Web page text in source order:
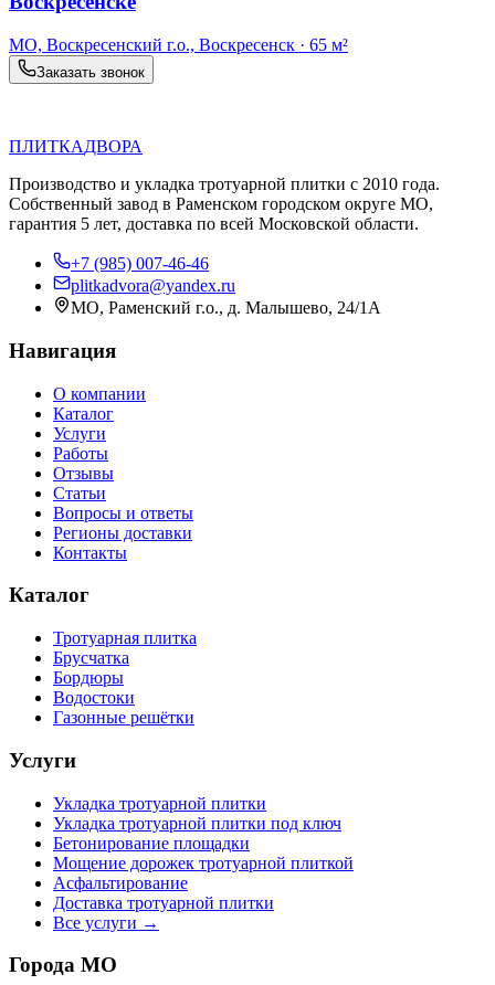
МО, Воскресенский г.о., Воскресенск · 65 м²
Заказать звонок
ПЛИТКАДВОРА
Производство и укладка тротуарной плитки с 2010 года.
Собственный завод в Раменском городском округе МО,
гарантия 5 лет, доставка по всей Московской области.
+7 (985) 007-46-46
plitkadvora@yandex.ru
МО, Раменский г.о., д. Малышево, 24/1А
Навигация
О компании
Каталог
Услуги
Работы
Отзывы
Статьи
Вопросы и ответы
Регионы доставки
Контакты
Каталог
Тротуарная плитка
Брусчатка
Бордюры
Водостоки
Газонные решётки
Услуги
Укладка тротуарной плитки
Укладка тротуарной плитки под ключ
Бетонирование площадки
Мощение дорожек тротуарной плиткой
Асфальтирование
Доставка тротуарной плитки
Все услуги →
Города МО